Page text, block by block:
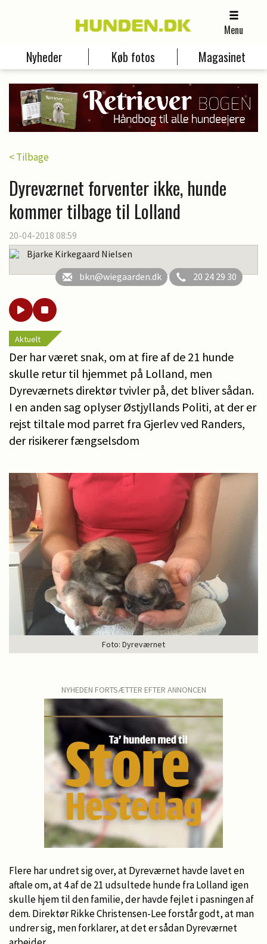
Menu
Nyheder Køb fotos Magasinet
< Tilbage
Dyreværnet forventer ikke, hunde
kommer tilbage til Lolland
20-04-2018 08:59
Bjarke Kirkegaard Nielsen
bkn@wiegaarden.dk
20 24 29 30
Aktuelt
Der har været snak, om at fire af de 21 hunde
skulle retur til hjemmet på Lolland, men
Dyreværnets direktør tvivler på, det bliver sådan.
I en anden sag oplyser Østjyllands Politi, at der er
rejst tiltale mod parret fra Gjerlev ved Randers,
der risikerer fængselsdom
Foto: Dyreværnet
NYHEDEN FORTSÆTTER EFTER ANNONCEN
Flere har undret sig over, at Dyreværnet havde lavet en
aftale om, at 4 af de 21 udsultede hunde fra Lolland igen
skulle hjem til den familie, der havde fejlet i pasningen af
dem. Direktør Rikke Christensen-Lee forstår godt, at man
undrer sig, men forklarer, at det er sådan Dyreværnet